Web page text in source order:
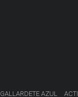
GALLARDETE AZUL